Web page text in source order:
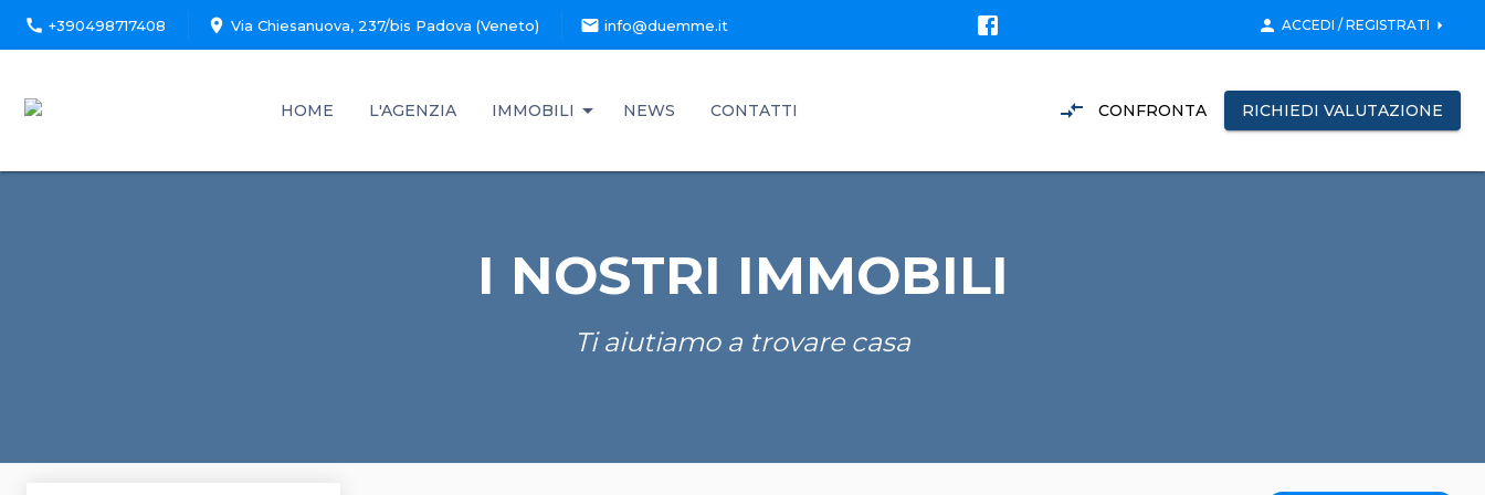
call +390498717408 location_on Via Chiesanuova, 237/bis Padova (Veneto) mail info@duemme.it person ACCEDI / REGISTRATI arrow_right
HOME L'AGENZIA IMMOBILI NEWS CONTATTI compare_arrows CONFRONTA RICHIEDI VALUTAZIONE
I NOSTRI IMMOBILI
Ti aiutiamo a trovare casa